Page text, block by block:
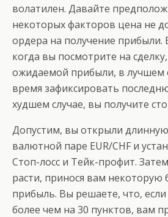
волатилен. Давайте
некоторых факторов цена не
ордера на получение прибыли.
когда вы посмотрите на
ожидаемой прибыли, в лучшем
время зафиксировать
худшем случае, вы получите
Допустим, вы открыли
валютной паре EUR/CHF и
Стоп-лосс и Тейк-профит.
расти, принося вам
прибыль. Вы решаете, что,
более чем на 30 пунктов, вам